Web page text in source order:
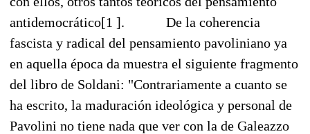
antidemocrático[1 ].
De la coherencia
fascista y radical del pensamiento pavoliniano ya
en aquella época da muestra el siguiente fragmento
del libro de Soldani: "Contrariamente a cuanto se
ha escrito, la maduración ideológica y personal de
Pavolini no tiene nada que ver con la de Galeazzo